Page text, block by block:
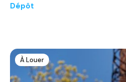
Dépôt
À Louer